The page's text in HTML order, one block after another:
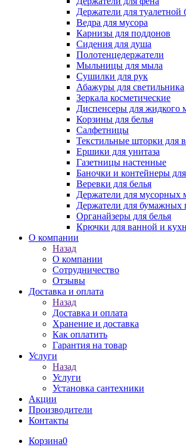
Держатели для туалетной
Ведра для мусора
Карнизы для поддонов
Сидения для душа
Полотенцедержатели
Мыльницы для мыла
Сушилки для рук
Абажуры для светильника
Зеркала косметические
Диспенсеры для жидкого
Корзины для белья
Салфетницы
Текстильные шторки для
Ершики для унитаза
Газетницы настенные
Баночки и контейнеры
Веревки для белья
Держатели для мусорных
Держатели для бумажных
Органайзеры для белья
Крючки для ванной и
О компании
Назад
О компании
Сотрудничество
Отзывы
Доставка и оплата
Назад
Доставка и оплата
Хранение и доставка
Как оплатить
Гарантия на товар
Услуги
Назад
Услуги
Установка сантехники
Акции
Производители
Контакты
Корзина0